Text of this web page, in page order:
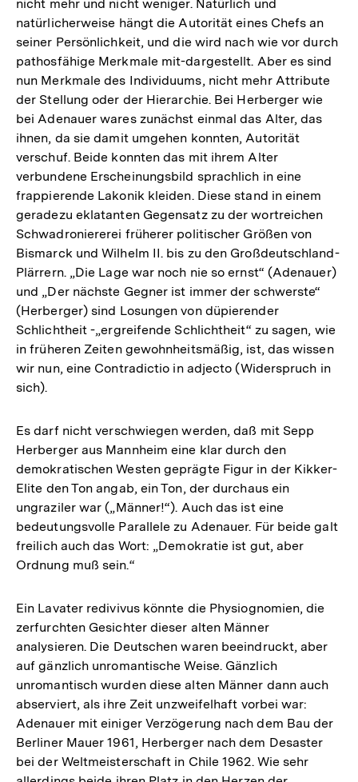
nicht mehr und nicht weniger. Natürlich und
natürlicherweise hängt die Autorität eines Chefs an
seiner Persönlichkeit, und die wird nach wie vor durch
pathosfähige Merkmale mit-dargestellt. Aber es sind
nun Merkmale des Individuums, nicht mehr Attribute
der Stellung oder der Hierarchie. Bei Herberger wie
bei Adenauer wares zunächst einmal das Alter, das
ihnen, da sie damit umgehen konnten, Autorität
verschuf. Beide konnten das mit ihrem Alter
verbundene Erscheinungsbild sprachlich in eine
frappierende Lakonik kleiden. Diese stand in einem
geradezu eklatanten Gegensatz zu der wortreichen
Schwadroniererei früherer politischer Größen von
Bismarck und Wilhelm II. bis zu den Großdeutschland-
Plärrern. „Die Lage war noch nie so ernst“ (Adenauer)
und „Der nächste Gegner ist immer der schwerste“
(Herberger) sind Losungen von düpierender
Schlichtheit -„ergreifende Schlichtheit“ zu sagen, wie
in früheren Zeiten gewohnheitsmäßig, ist, das wissen
wir nun, eine Contradictio in adjecto (Widerspruch in
sich).
Es darf nicht verschwiegen werden, daß mit Sepp
Herberger aus Mannheim eine klar durch den
demokratischen Westen geprägte Figur in der Kikker-
Elite den Ton angab, ein Ton, der durchaus ein
ungraziler war („Männer!“). Auch das ist eine
bedeutungsvolle Parallele zu Adenauer. Für beide galt
freilich auch das Wort: „Demokratie ist gut, aber
Ordnung muß sein.“
Ein Lavater redivivus könnte die Physiognomien, die
zerfurchten Gesichter dieser alten Männer
analysieren. Die Deutschen waren beeindruckt, aber
auf gänzlich unromantische Weise. Gänzlich
unromantisch wurden diese alten Männer dann auch
abserviert, als ihre Zeit unzweifelhaft vorbei war:
Adenauer mit einiger Verzögerung nach dem Bau der
Berliner Mauer 1961, Herberger nach dem Desaster
bei der Weltmeisterschaft in Chile 1962. Wie sehr